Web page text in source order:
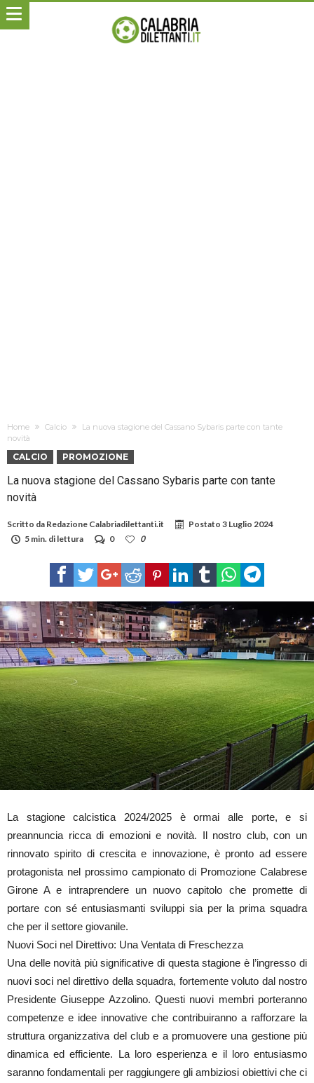
Home Calcio
La nuova stagione del Cassano Sybaris parte con tante
novità
CALCIO PROMOZIONE
La nuova stagione del Cassano Sybaris parte con tante
novità
Scritto da Redazione Calabriadilettanti.it Postato 3 Luglio 2024
5 min. di lettura
0 0
La stagione calcistica 2024/2025 è ormai alle porte, e si
preannuncia ricca di emozioni e novità. Il nostro club, con un
rinnovato spirito di crescita e innovazione, è pronto ad essere
protagonista nel prossimo campionato di Promozione Calabrese
Girone A e intraprendere un nuovo capitolo che promette di
portare con sé entusiasmanti sviluppi sia per la prima squadra
che per il settore giovanile.
Nuovi Soci nel Direttivo: Una Ventata di Freschezza
Una delle novità più significative di questa stagione è l’ingresso di
nuovi soci nel direttivo della squadra, fortemente voluto dal nostro
Presidente Giuseppe Azzolino. Questi nuovi membri porteranno
competenze e idee innovative che contribuiranno a rafforzare la
struttura organizzativa del club e a promuovere una gestione più
dinamica ed efficiente. La loro esperienza e il loro entusiasmo
saranno fondamentali per raggiungere gli ambiziosi obiettivi che ci